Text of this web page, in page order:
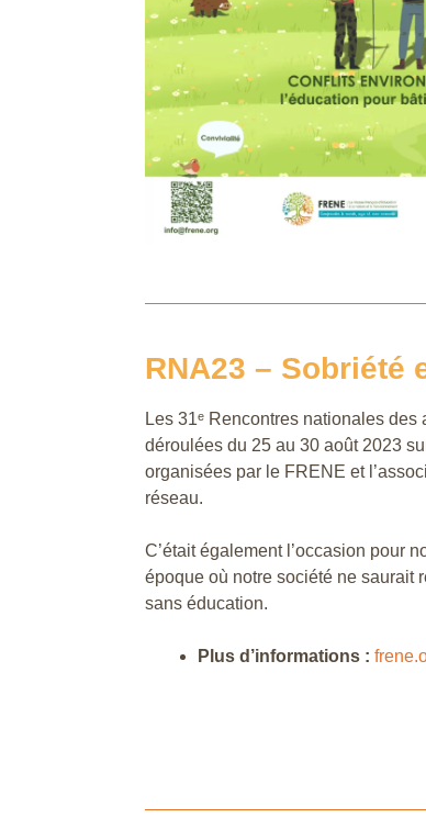
RNA23 – Sobriété
Les 31ᵉ Rencontres nationales
déroulées du 25 au 30 août 2023
organisées par le FRENE et
réseau.
C’était également l’occasion pour
époque où notre société ne saurait
sans éducation.
Plus d’informations :